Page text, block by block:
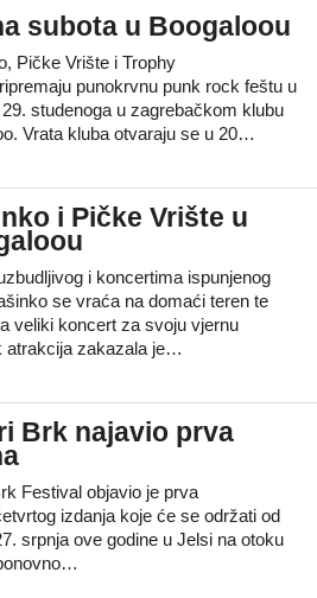
subota u Boogaloou
Pičke Vrište i Trophy
punokrvnu punk rock feštu u
studenoga u zagrebačkom klubu
Vrata kluba otvaraju se u 20…
i Pičke Vrište u
i koncertima ispunjenog
se vraća na domaći teren te
veliki koncert za svoju vjernu
atrakcija zakazala je…
Brk najavio prva
Festival objavio je prva
izdanja koje će se održati od
srpnja ove godine u Jelsi na otoku